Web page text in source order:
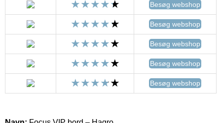
Besøg webshop
Besøg webshop
Besøg webshop
Besøg webshop
Besøg webshop